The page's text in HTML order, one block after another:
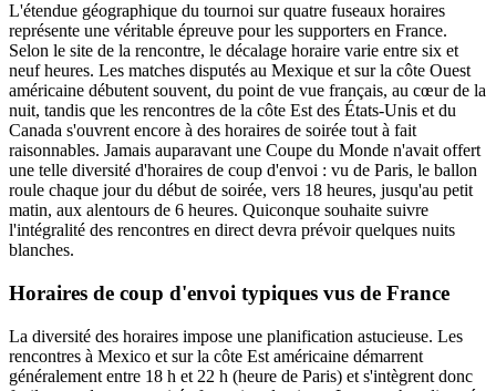
L'étendue géographique du tournoi sur quatre fuseaux horaires
représente une véritable épreuve pour les supporters en France.
Selon le site de la rencontre, le décalage horaire varie entre six et
neuf heures. Les matches disputés au Mexique et sur la côte Ouest
américaine débutent souvent, du point de vue français, au cœur de la
nuit, tandis que les rencontres de la côte Est des États-Unis et du
Canada s'ouvrent encore à des horaires de soirée tout à fait
raisonnables. Jamais auparavant une Coupe du Monde n'avait offert
une telle diversité d'horaires de coup d'envoi : vu de Paris, le ballon
roule chaque jour du début de soirée, vers 18 heures, jusqu'au petit
matin, aux alentours de 6 heures. Quiconque souhaite suivre
l'intégralité des rencontres en direct devra prévoir quelques nuits
blanches.
Horaires de coup d'envoi typiques vus de France
La diversité des horaires impose une planification astucieuse. Les
rencontres à Mexico et sur la côte Est américaine démarrent
généralement entre 18 h et 22 h (heure de Paris) et s'intègrent donc